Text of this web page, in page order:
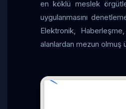
en köklü meslek
uygulanmasını
Elektronik,
alanlardan mezun olmuş